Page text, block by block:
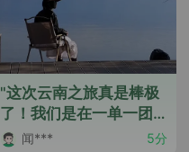
"这次云南之旅真是棒极
了！我们是在一单一团
的基础上出发的，丽江
闻*** 5分